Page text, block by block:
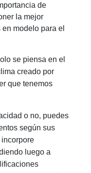
de
la mejor
modelo para el
se piensa en el
creado por
que tenemos
o no, puedes
según sus
luego a